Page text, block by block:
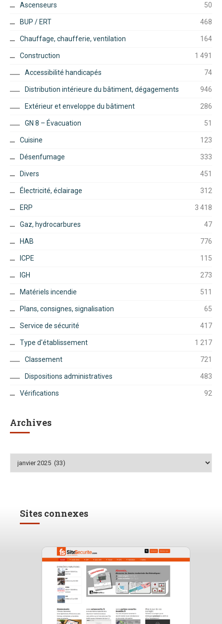
Ascenseurs 50
BUP / ERT 468
Chauffage, chaufferie, ventilation 164
Construction 1 491
Accessibilité handicapés 74
Distribution intérieure du bâtiment, dégagements 946
Extérieur et enveloppe du bâtiment 286
GN 8 – Évacuation 51
Cuisine 123
Désenfumage 333
Divers 451
Électricité, éclairage 312
ERP 3 418
Gaz, hydrocarbures 47
HAB 776
ICPE 115
IGH 273
Matériels incendie 511
Plans, consignes, signalisation 65
Service de sécurité 417
Type d'établissement 1 217
Classement 721
Dispositions administratives 483
Vérifications 92
Archives
Archives
Sites connexes